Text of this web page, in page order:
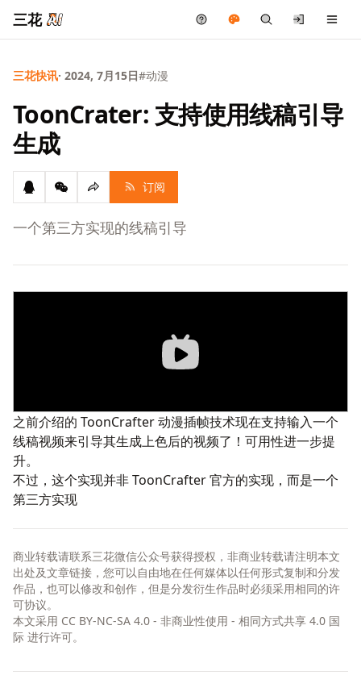
三花
三花快讯· 2024, 7月15日#动漫
ToonCrater: 支持使用线稿引导
生成
订阅
一个第三方实现的线稿引导
之前介绍的 ToonCrafter动漫插帧技术现在支持输入一个
线稿视频来引导其生成上色后的视频了！可用性进一步提
升。
不过，这个实现并非ToonCrafter官方的实现，而是一个
第三方实现
商业转载请联系三花微信公众号获得授权，非商业转载请注明本文
出处及文章链接，您可以自由地在任何媒体以任何形式复制和分发
作品，也可以修改和创作，但是分发衍生作品时必须采用相同的许
可协议。
本文采用 CC BY-NC-SA 4.0 - 非商业性使用 - 相同方式共享 4.0 国
际 进行许可。